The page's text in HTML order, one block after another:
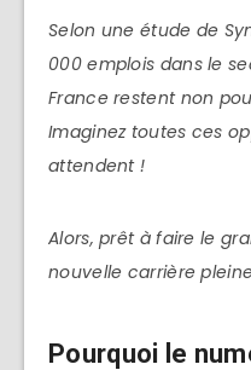
Selon une étude de
000 emplois dans le
France restent non
Imaginez toutes ces
attendent !
Alors, prêt à faire le
nouvelle carrière
Pourquoi le